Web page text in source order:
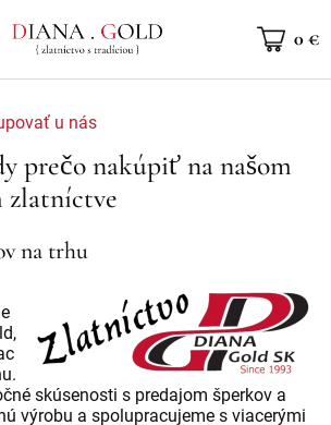
0 €
u nás
prečo nakúpiť na našom
zlatníctve
na trhu
skúsenosti s predajom šperkov a
výrobu a spolupracujeme s viacerými